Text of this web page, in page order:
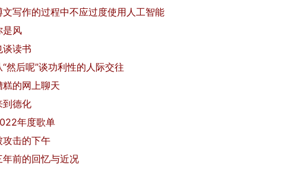
文写作的过程中不应过度使用人工智能
是风
谈读书
“然后呢”谈功利性的人际交往
糕的网上聊天
到德化
年度歌单
攻击的下午
年前的回忆与近况